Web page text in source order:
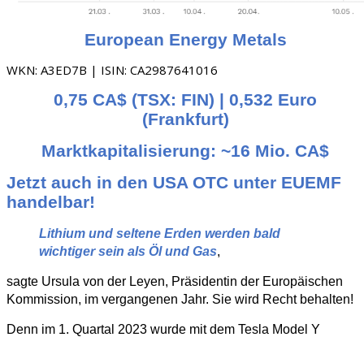
European Energy Metals
WKN: A3ED7B | ISIN: CA2987641016
0,75 CA$ (TSX: FIN) | 0,532 Euro
(Frankfurt)
Marktkapitalisierung: ~16 Mio. CA$
Jetzt auch in den USA OTC unter EUEMF
handelbar!
Lithium und seltene Erden werden bald
wichtiger sein als Öl und Gas,
sagte Ursula von der Leyen, Präsidentin der Europäischen
Kommission, im vergangenen Jahr. Sie wird Recht behalten!
Denn im 1. Quartal 2023 wurde mit dem Tesla Model Y